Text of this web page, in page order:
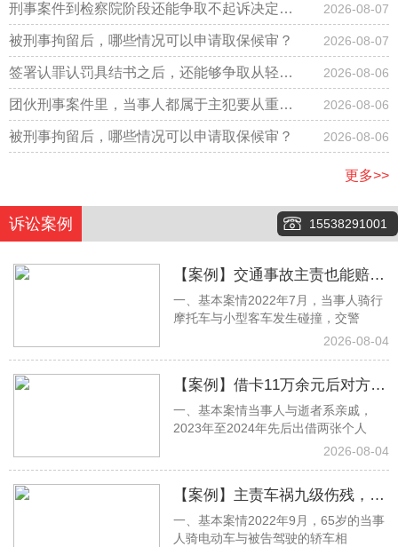
刑事案件到检察院阶段还能争取不起诉决定
吗？
2026-08-07
被刑事拘留后，哪些情况可以申请取保候审？ 2026-08-07
签署认罪认罚具结书之后，还能够争取从轻改
判吗？
2026-08-06
团伙刑事案件里，当事人都属于主犯要从重判
刑吗？
2026-08-06
被刑事拘留后，哪些情况可以申请取保候审？ 2026-08-06
更多>>
诉讼案例 15538291001
【案例】交通事故主责也能赔！
梁林静律师调解拿下12万余元赔
一、基本案情2022年7月，当事人骑行
摩托车与小型客车发生碰撞，交警
2026-08-04
【案例】借卡11万余元后对方离
世遭家属拒还，杨思淼律师取证
一、基本案情当事人与逝者系亲戚，
2023年至2024年先后出借两张个人
2026-08-04
【案例】主责车祸九级伤残，张
明月律师当庭抗辩，足额获赔17
一、基本案情2022年9月，65岁的当事
人骑电动车与被告驾驶的轿车相